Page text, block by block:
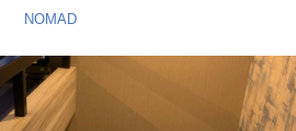
NOMAD